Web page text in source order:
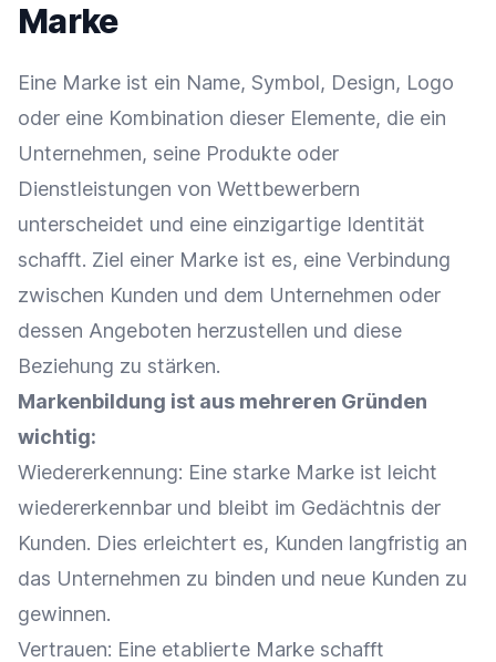
Marke
Eine Marke ist ein Name, Symbol, Design, Logo
oder eine Kombination dieser Elemente, die ein
Unternehmen, seine Produkte oder
Dienstleistungen von Wettbewerbern
unterscheidet und eine einzigartige Identität
schafft. Ziel einer Marke ist es, eine Verbindung
zwischen Kunden und dem Unternehmen oder
dessen Angeboten herzustellen und diese
Beziehung zu stärken.
Markenbildung ist aus mehreren Gründen
wichtig:
Wiedererkennung: Eine starke Marke ist leicht
wiedererkennbar und bleibt im Gedächtnis der
Kunden. Dies erleichtert es, Kunden langfristig an
das Unternehmen zu binden und neue Kunden zu
gewinnen.
Vertrauen: Eine etablierte Marke schafft